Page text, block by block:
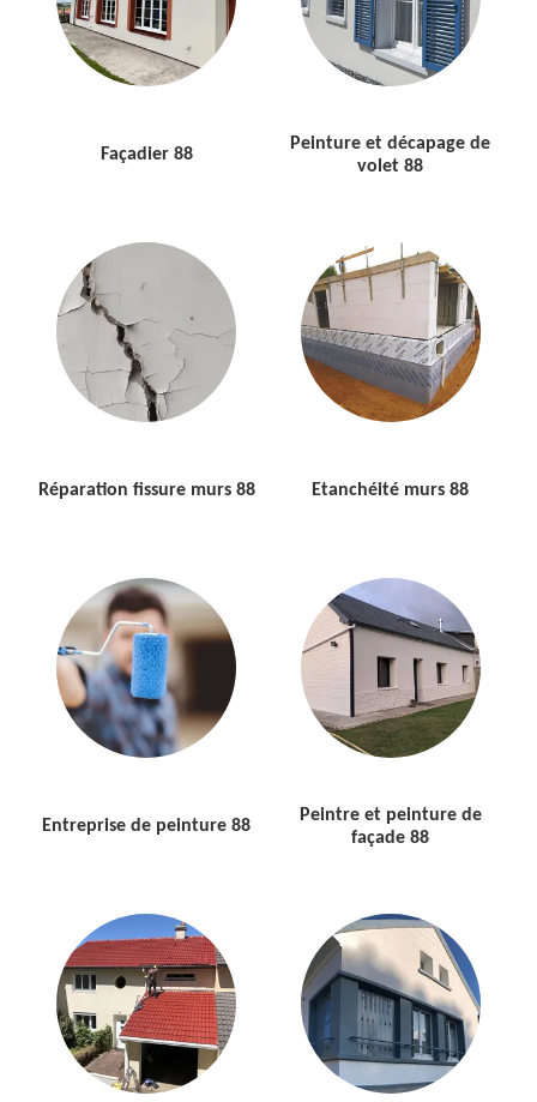
Façadier 88
Peinture et décapage de
volet 88
Réparation fissure murs 88 Etanchéité murs 88
Entreprise de peinture 88
Peintre et peinture de
façade 88